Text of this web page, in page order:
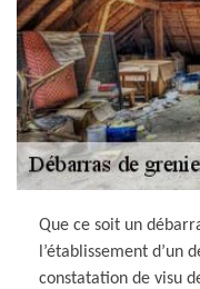
Que ce soit un
l’établissement d’un
constatation de visu